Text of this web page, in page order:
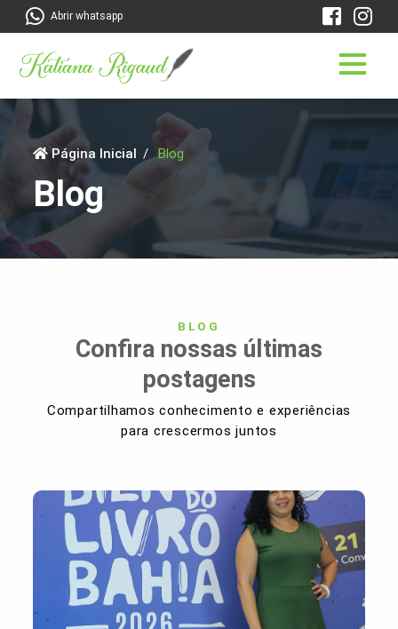
Abrir whatsapp
Página Inicial Blog
Blog
BLOG
Confira nossas últimas
postagens
Compartilhamos conhecimento e experiências
para crescermos juntos